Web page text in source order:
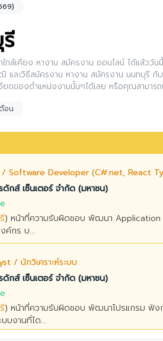
ใกล้เคียง หางาน สมัครงาน ออนไลน์ ได้แล้ว
ละวิธีสมัครงาน หางาน สมัครงาน นนทบุรี
ยดของตำแหน่งงานนั้นๆได้เลย หรือคุณสามา
อน
/ Software Developer (C#.net, React
กส์ เซ็นเตอร์ จำกัด (มหาชน)
) หน้าที่ความรับผิดชอบ พัฒนา Application
ค์กร บ...
/ นักวิเคราะห์ระบบ
กส์ เซ็นเตอร์ จำกัด (มหาชน)
) หน้าที่ความรับผิดชอบ พัฒนาโปรแกรม ฟัง
บงานที่ได...